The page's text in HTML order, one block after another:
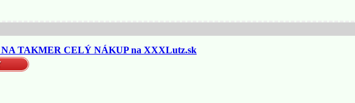
TAKMER CELÝ NÁKUP na XXXLutz.sk